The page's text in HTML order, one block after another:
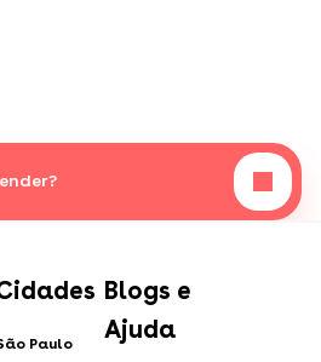
Paulo
Blogs e
Ajuda